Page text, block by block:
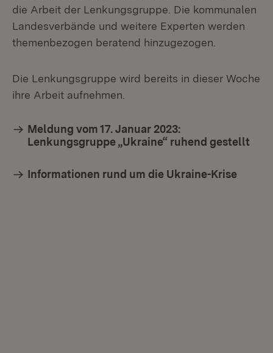
die Arbeit der Lenkungsgruppe. Die kommunalen
Landesverbände und weitere Experten werden
themenbezogen beratend hinzugezogen.
Die Lenkungsgruppe wird bereits in dieser Woche
ihre Arbeit aufnehmen.
Meldung vom 17. Januar 2023:
Lenkungsgruppe „Ukraine“ ruhend gestellt
Informationen rund um die Ukraine-Krise